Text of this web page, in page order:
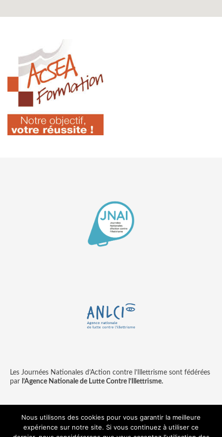
Les Journées Nationales d’Action contre l’Illettrisme sont fédérées
par l’Agence Nationale de Lutte Contre l’Illettrisme.
Contact Mentions légales
Nous utilisons des cookies pour vous garantir la meilleure
expérience sur notre site. Si vous continuez à utiliser ce